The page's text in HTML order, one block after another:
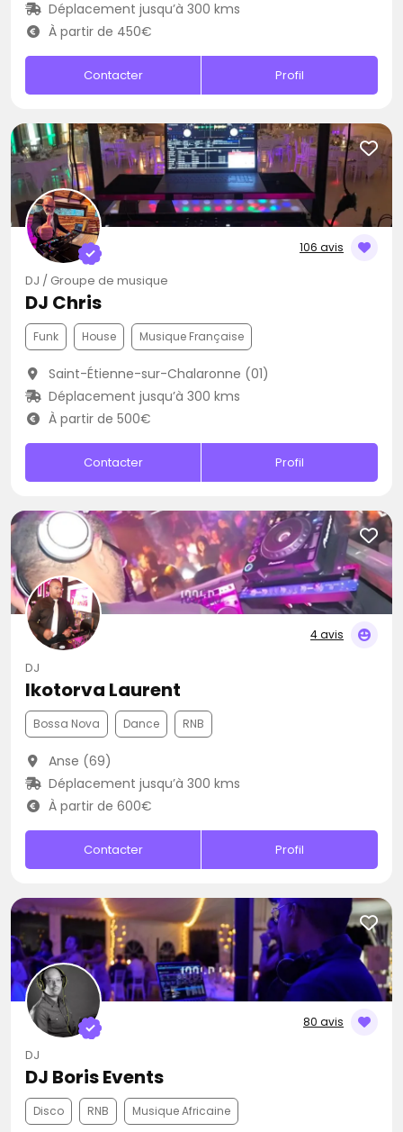
Déplacement jusqu’à 300 kms
À partir de 450€
Contacter Profil
106 avis
DJ / Groupe de musique
DJ Chris
Funk House Musique Française
Saint-Étienne-sur-Chalaronne (01)
Déplacement jusqu’à 300 kms
À partir de 500€
Contacter Profil
4 avis
DJ
Ikotorva Laurent
Bossa Nova Dance RNB
Anse (69)
Déplacement jusqu’à 300 kms
À partir de 600€
Contacter Profil
80 avis
DJ
DJ Boris Events
Disco RNB Musique Africaine